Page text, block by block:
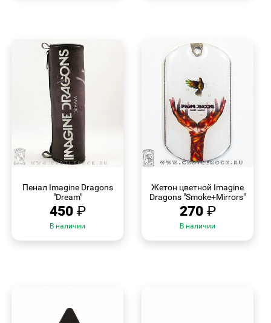
Пенал Imagine Dragons
"Dream"
450 ₽
В наличии
Жетон цветной Imagine
Dragons "Smoke+Mirrors"
270 ₽
В наличии